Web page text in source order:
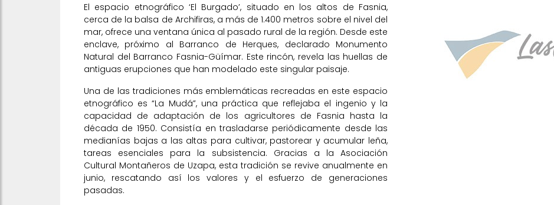
El espacio etnográfico ‘El Burgado’, situado en los altos de Fasnia,
cerca de la balsa de Archifiras, a más de 1.400 metros sobre el nivel del
mar, ofrece una ventana única al pasado rural de la región. Desde este
enclave, próximo al Barranco de Herques, declarado Monumento
Natural del Barranco Fasnia-Güímar. Este rincón, revela las huellas de
antiguas erupciones que han modelado este singular paisaje.
Una de las tradiciones más emblemáticas recreadas en este espacio
etnográfico es “La Mudá”, una práctica que reflejaba el ingenio y la
capacidad de adaptación de los agricultores de Fasnia hasta la
década de 1950. Consistía en trasladarse periódicamente desde las
medianías bajas a las altas para cultivar, pastorear y acumular leña,
tareas esenciales para la subsistencia. Gracias a la Asociación
Cultural Montañeros de Uzapa, esta tradición se revive anualmente en
junio, rescatando así los valores y el esfuerzo de generaciones
pasadas.